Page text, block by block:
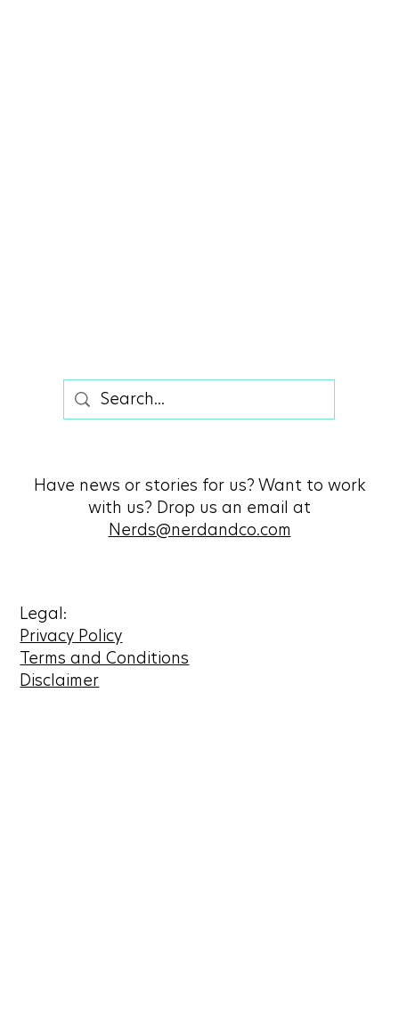
Have news or stories for us? Want to work
with us? Drop us an email at
Nerds@nerdandco.com
Legal:
Privacy Policy
Terms and Conditions
Disclaimer